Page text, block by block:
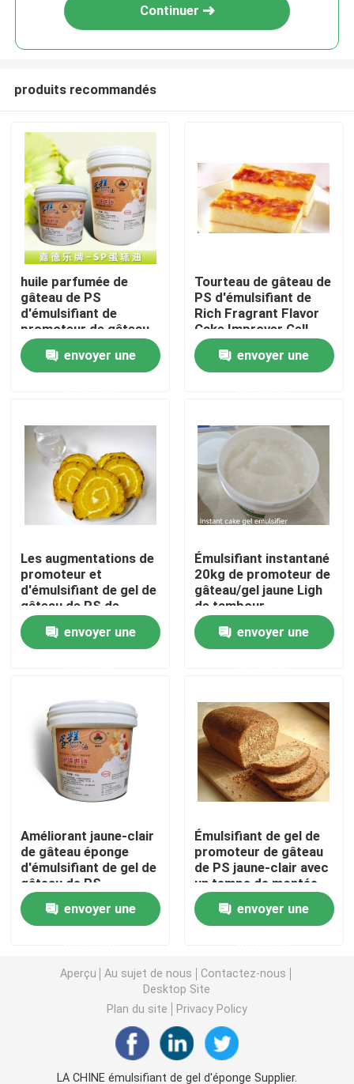
Produits
Vidéos
À propos de nous
Visite d'usine
Contrôle de qualité
Contactez-nous
Demandez une citation
Émulsifiant alimentaire E471
Émulsifiants alimentaires naturels
Monoglycéride distillé
Mono et diglycérides
Émulsifiant de promoteur de gâteau
Continuer
produits recommandés
huile parfumée de
gâteau de PS
d'émulsifiant de
promoteur de gâteau
de saveur 5kg/baril ou
20kg/barilenvoyer une
Tourteau de gâteau de
PS d'émulsifiant de
Rich Fragrant Flavor
Cake Improver Gell
5kg ou 20kg/baril
envoyer une
Les augmentations de
promoteur et
d'émulsifiant de gel de
gâteau de PS de
CARDLO durcissent le
volume ramollissent le
goût de bouche
envoyer une
Émulsifiant instantané
20kg de promoteur de
gâteau/gel jaune Ligh
de tambour
envoyer une
Améliorant jaune-clair
de gâteau éponge
d'émulsifiant de gel de
gâteau de PS
20KG/tambour
envoyer une
Émulsifiant de gel de
promoteur de gâteau
de PS jaune-clair avec
un temps de montée
plus court
envoyer une
Aperçu Au sujet de nous
Contactez-nous
Desktop Site
Plan du site
Privacy Policy
LA CHINE émulsifiant de gel d'éponge Supplier.